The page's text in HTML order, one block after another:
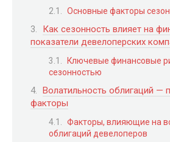
Основные факторы
Как сезонность влияет на
показатели девелоперских
Ключевые финансовые
сезонностью
Волатильность облигаций —
факторы
Факторы, влияющие на
облигаций девелоперов